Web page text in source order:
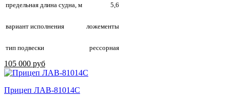
предельная длина судна, м 5,6
вариант исполнения ложементы
тип подвески рессорная
105 000 руб
Прицеп ЛАВ-81014С